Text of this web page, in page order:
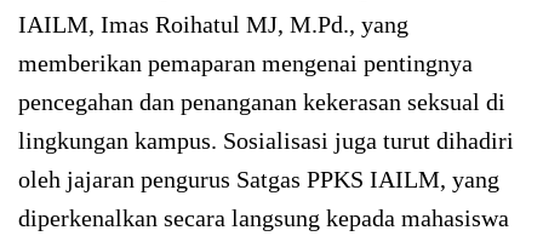
IAILM, Imas Roihatul MJ, M.Pd., yang
memberikan pemaparan mengenai pentingnya
pencegahan dan penanganan kekerasan seksual di
lingkungan kampus. Sosialisasi juga turut dihadiri
oleh jajaran pengurus Satgas PPKS IAILM, yang
diperkenalkan secara langsung kepada mahasiswa